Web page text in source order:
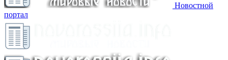
Новостной
портал